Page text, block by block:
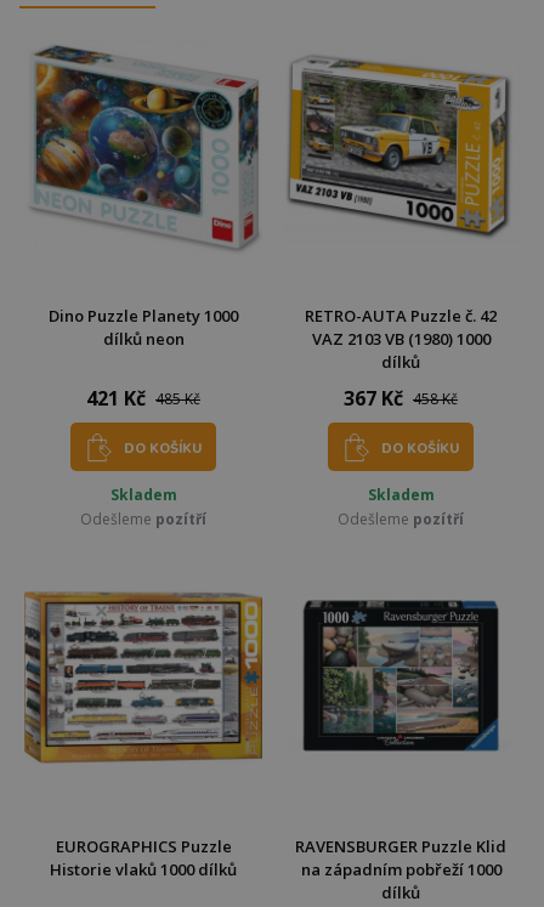
Dino Puzzle Planety 1000
dílků neon
421 Kč 485 Kč
DO KOŠÍKU
Skladem
Odešleme pozítří
RETRO-AUTA Puzzle č. 42
VAZ 2103 VB (1980) 1000
dílků
367 Kč 458 Kč
DO KOŠÍKU
Skladem
Odešleme pozítří
EUROGRAPHICS Puzzle
Historie vlaků 1000 dílků
RAVENSBURGER Puzzle Klid
na západním pobřeží 1000
dílků